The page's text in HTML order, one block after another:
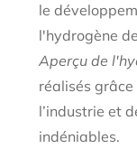
le
l'hydrogène
Aperçu de
réalisés
l’industrie et
indéniables.